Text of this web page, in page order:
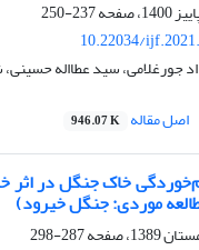
237-250
10.22034/
جورغلامی، سید عطااله
اصل مقاله 946.07 K
خاک جنگل در اثر
موردی: جنگل خیرود)
287-298